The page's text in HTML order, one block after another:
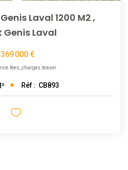
EXTRANET
Laval 1200 M2 ,
Genis Laval
369 000 €
Réf : CB893